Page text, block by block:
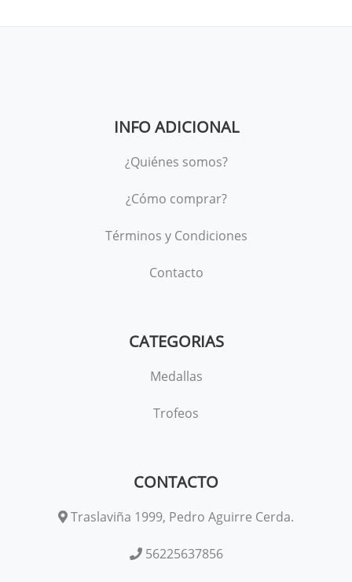
INFO ADICIONAL
¿Quiénes somos?
¿Cómo comprar?
Términos y Condiciones
Contacto
CATEGORIAS
Medallas
Trofeos
CONTACTO
Traslaviña 1999, Pedro Aguirre Cerda.
56225637856